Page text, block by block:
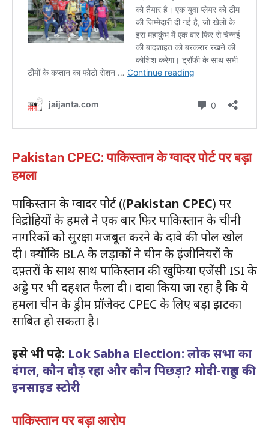
Pakistan CPEC: पाकिस्तान के ग्वादर पोर्ट पर बड़ा
हमला
पाकिस्तान के ग्वादर पोर्ट ((Pakistan CPEC) पर
विद्रोहियों के हमले ने एक बार फिर पाकिस्तान के चीनी
नागरिकों को सुरक्षा मजबूत करने के दावे की पोल खोल
दी। क्योंकि BLA के लड़ाकों ने चीन के इंजीनियरों के
दफ़्तरों के साथ साथ पाकिस्तान की खुफिया एजेंसी ISI के
अड्डे पर भी दहशत फैला दी। दावा किया जा रहा है कि ये
हमला चीन के ड्रीम प्रॉजेक्ट CPEC के लिए बड़ा झटका
साबित हो सकता है।
इसे भी पढ़े: Lok Sabha Election: लोक सभा का
दंगल, कौन दौड़ रहा और कौन पिछड़ा? मोदी-राहुल की
इनसाइड स्टोरी
पाकिस्तान पर बड़ा आरोप